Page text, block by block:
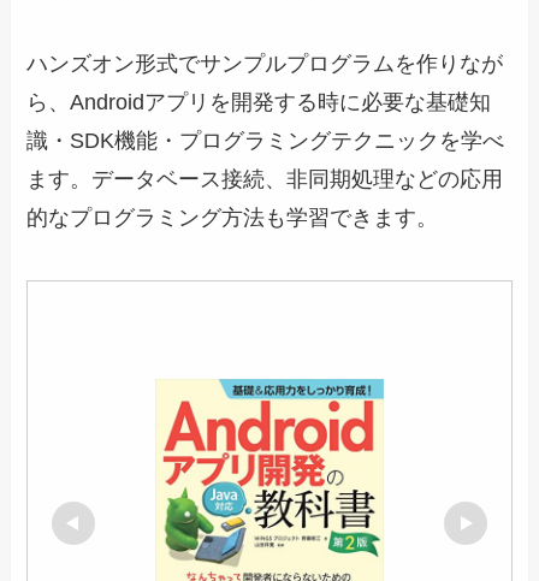
ハンズオン形式でサンプルプログラムを作りなが
ら、Androidアプリを開発する時に必要な基礎知
識・SDK機能・プログラミングテクニックを学べ
ます。データベース接続、非同期処理などの応用
的なプログラミング方法も学習できます。